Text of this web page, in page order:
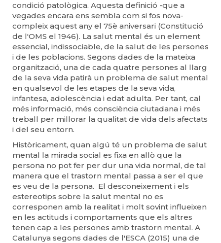
condició patològica. Aquesta definició -que a
vegades encara ens sembla com si fos nova-
compleix aquest any el 75è aniversari (Constitució
de l'OMS el 1946). La salut mental és un element
essencial, indissociable, de la salut de les persones
i de les poblacions. Segons dades de la mateixa
organització, una de cada quatre persones al llarg
de la seva vida patirà un problema de salut mental
en qualsevol de les etapes de la seva vida,
infantesa, adolescència i edat adulta. Per tant, cal
més informació, més consciència ciutadana i més
treball per millorar la qualitat de vida dels afectats
i del seu entorn.
Històricament, quan algú té un problema de salut
mental la mirada social es fixa en allò que la
persona no pot fer per dur una vida normal, de tal
manera que el trastorn mental passa a ser el que
es veu de la persona. El desconeixement i els
estereotips sobre la salut mental no es
corresponen amb la realitat i molt sovint influeixen
en les actituds i comportaments que els altres
tenen cap a les persones amb trastorn mental. A
Catalunya segons dades de l'ESCA (2015) una de